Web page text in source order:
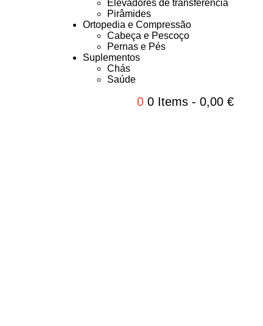
Elevadores de transferência
Pirâmides
Ortopedia e Compressão
Cabeça e Pescoço
Pernas e Pés
Suplementos
Chás
Saúde
0 0 Items- 0,00 €